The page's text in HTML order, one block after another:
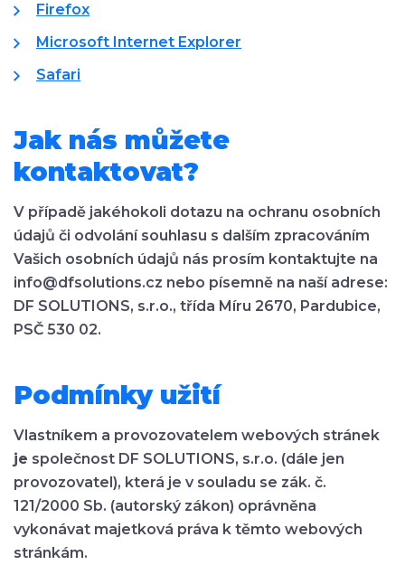
Firefox
Microsoft Internet Explorer
Safari
Jak nás můžete
kontaktovat?
V případě jakéhokoli dotazu na ochranu osobních
údajů či odvolání souhlasu s dalším zpracováním
Vašich osobních údajů nás prosím kontaktujte na
info@dfsolutions.cz nebo písemně na naší adrese:
DF SOLUTIONS, s.r.o., třída Míru 2670, Pardubice,
PSČ 530 02.
Podmínky užití
Vlastníkem a provozovatelem webových stránek
je společnost DF SOLUTIONS, s.r.o. (dále jen
provozovatel), která je v souladu se zák. č.
121/2000 Sb. (autorský zákon) oprávněna
vykonávat majetková práva k těmto webových
stránkám.